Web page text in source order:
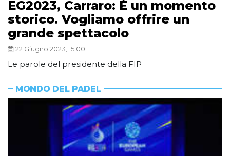
EG2023, Carraro: È un momento
storico. Vogliamo offrire un
grande spettacolo
22 Giugno 2023, 15:00
Le parole del presidente della FIP
MONDO DEL PADEL